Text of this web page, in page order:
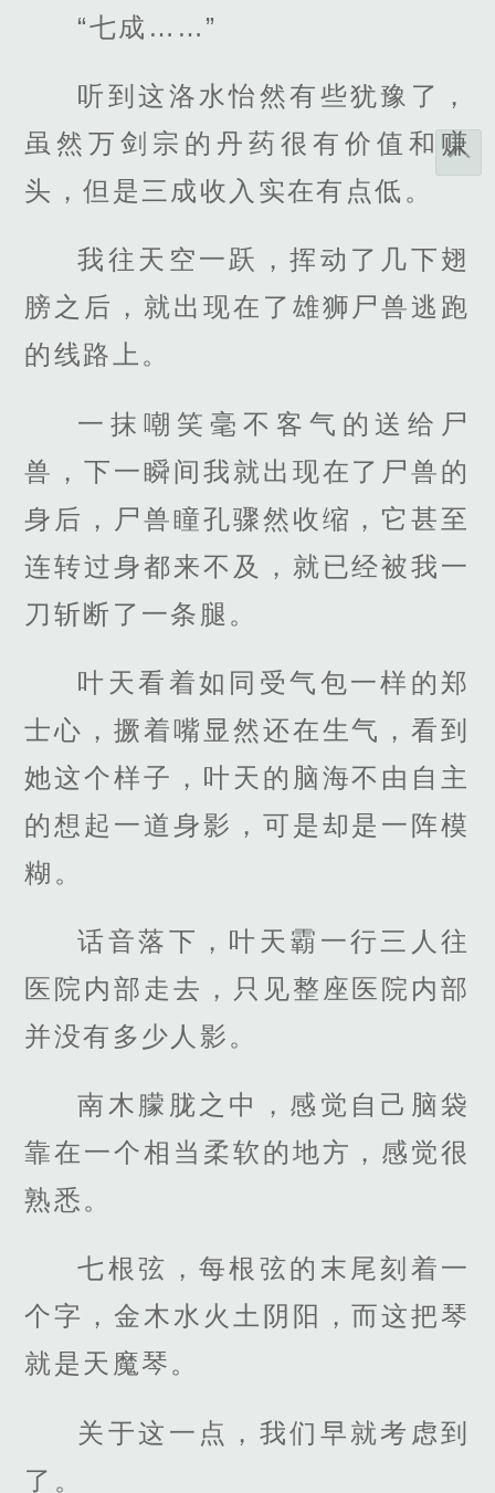
“七成……”
听到这洛水怡然有些犹豫了，
虽然万剑宗的丹药很有价值和赚
头，但是三成收入实在有点低。
我往天空一跃，挥动了几下翅
膀之后，就出现在了雄狮尸兽逃跑
的线路上。
一抹嘲笑毫不客气的送给尸
兽，下一瞬间我就出现在了尸兽的
身后，尸兽瞳孔骤然收缩，它甚至
连转过身都来不及，就已经被我一
刀斩断了一条腿。
叶天看着如同受气包一样的郑
士心，撅着嘴显然还在生气，看到
她这个样子，叶天的脑海不由自主
的想起一道身影，可是却是一阵模
糊。
话音落下，叶天霸一行三人往
医院内部走去，只见整座医院内部
并没有多少人影。
南木朦胧之中，感觉自己脑袋
靠在一个相当柔软的地方，感觉很
熟悉。
七根弦，每根弦的末尾刻着一
个字，金木水火土阴阳，而这把琴
就是天魔琴。
关于这一点，我们早就考虑到
了。